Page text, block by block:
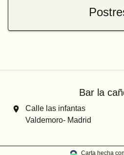
Bar la
Calle las infantas
Valdemoro- Madrid
Carta hecha